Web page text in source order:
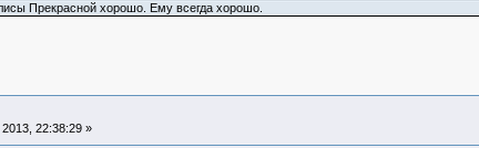
Прекрасной хорошо. Ему всегда хорошо.
22:38:29 »